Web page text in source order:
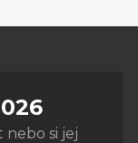
nebo si jej